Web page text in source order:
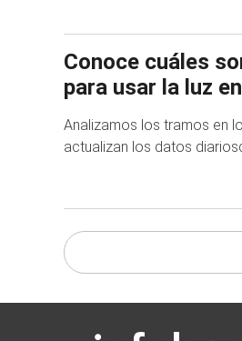
Conoce cuáles
para usar la luz
Analizamos los tramos en
actualizan los datos